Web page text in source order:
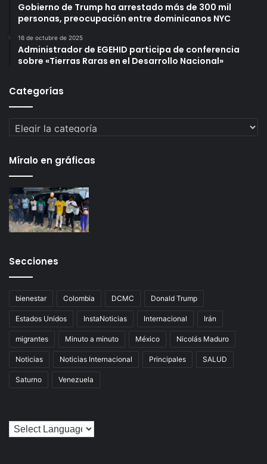
Gobierno de Trump ha arrestado más de 300 mil
personas, preocupación entre dominicanos NYC
16 de octubre de 2025
Administrador de EGEHID participa de conferencia
sobre «Tierras Raras en el Desarrollo Nacional»
Categorías
Categorías
Míralo en gráficas
Secciones
bienestar Colombia DCMC Donald Trump
Estados Unidos InstaNoticias Internacional Irán
migrantes Minuto a minuto México Nicolás Maduro
Noticias Noticias Internacional Principales SALUD
Saturno Venezuela